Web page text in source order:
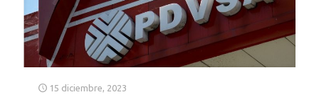
15 diciembre, 2023